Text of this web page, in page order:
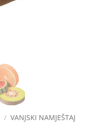
/ VANJSKI NAMJEŠTAJ